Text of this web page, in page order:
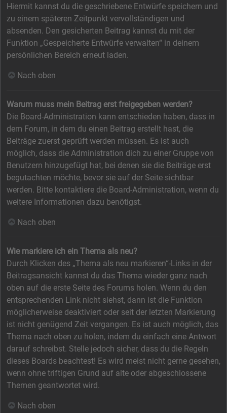
Hiermit kannst du die geschriebene Entwürfe speichern und
zu einem späteren Zeitpunkt vervollständigen und
absenden. Den gesicherten Beitrag kannst du mit der
Funktion „Gespeicherte Entwürfe verwalten“ in deinem
persönlichen Bereich erneut laden.
Nach oben
Warum muss mein Beitrag erst freigegeben werden?
Die Board-Administration kann entschieden haben, dass in
dem Forum, in dem du einen Beitrag erstellt hast, die
Beiträge zuerst geprüft werden müssen. Es ist auch
möglich, dass die Administration dich zu einer Gruppe von
Benutzern hinzugefügt hat, bei denen sie die Beiträge erst
begutachten möchte, bevor sie auf der Seite sichtbar
werden. Bitte kontaktiere die Board-Administration, wenn du
weitere Informationen dazu benötigst.
Nach oben
Wie markiere ich ein Thema als neu?
Durch Klicken des „Thema als neu markieren“-Links in der
Beitragsansicht kannst du das Thema wieder ganz nach
oben auf die erste Seite des Forums holen. Wenn du den
entsprechenden Link nicht siehst, dann ist die Funktion
möglicherweise deaktiviert oder seit der letzten Markierung
ist nicht genügend Zeit vergangen. Es ist auch möglich, das
Thema nach oben zu holen, indem du einfach eine Antwort
darauf schreibst. Stelle jedoch sicher, dass du die Regeln
dieses Boards beachtest! Es wird meist nicht gerne gesehen,
wenn ohne triftigen Grund auf alte oder abgeschlossene
Themen geantwortet wird.
Nach oben